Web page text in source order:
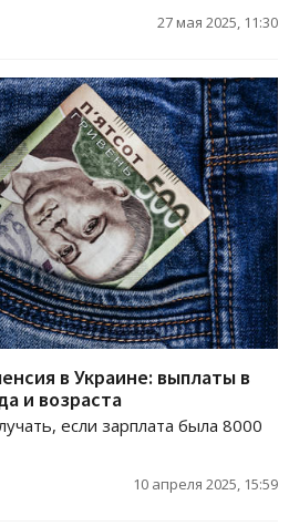
27 мая 2025, 11:30
в Украине: выплаты в
и возраста
если зарплата была 8000
10 апреля 2025, 15:59